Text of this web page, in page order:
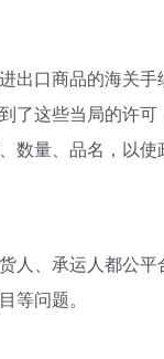
出口商品的海关
了这些当局的许
量、品名，以使
人、承运人都公
等问题。